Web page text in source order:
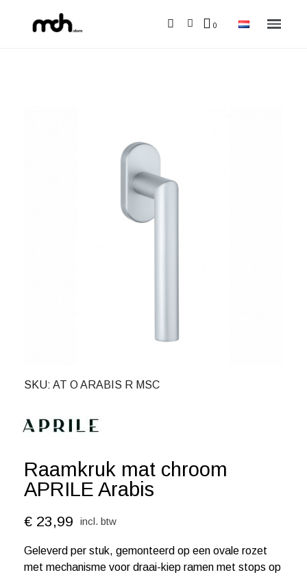
SKU AT O ARABIS R MSC
Raamkruk mat chroom
APRILE Arabis
€ 23,99 incl. btw
Geleverd per stuk, gemonteerd op een ovale rozet
met mechanisme voor draai-kiep ramen met stops op